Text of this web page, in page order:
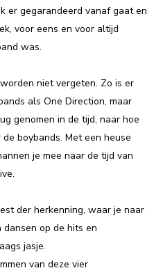
er gegarandeerd vanaf gaat en
voor eens en voor altijd
was.
niet vergeten. Zo is er
als One Direction, maar
genomen in de tijd, naar hoe
boybands. Met een heuse
je mee naar de tijd van
der herkenning, waar je naar
op de hits en
jasje.
van deze vier